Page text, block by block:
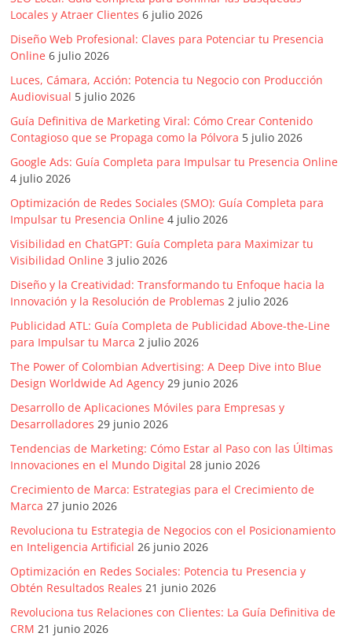
Locales y Atraer Clientes 6 julio 2026
Diseño Web Profesional: Claves para Potenciar tu Presencia
Online 6 julio 2026
Luces, Cámara, Acción: Potencia tu Negocio con Producción
Audiovisual 5 julio 2026
Guía Definitiva de Marketing Viral: Cómo Crear Contenido
Contagioso que se Propaga como la Pólvora 5 julio 2026
Google Ads: Guía Completa para Impulsar tu Presencia Online
4 julio 2026
Optimización de Redes Sociales (SMO): Guía Completa para
Impulsar tu Presencia Online 4 julio 2026
Visibilidad en ChatGPT: Guía Completa para Maximizar tu
Visibilidad Online 3 julio 2026
Diseño y la Creatividad: Transformando tu Enfoque hacia la
Innovación y la Resolución de Problemas 2 julio 2026
Publicidad ATL: Guía Completa de Publicidad Above-the-Line
para Impulsar tu Marca 2 julio 2026
The Power of Colombian Advertising: A Deep Dive into Blue
Design Worldwide Ad Agency 29 junio 2026
Desarrollo de Aplicaciones Móviles para Empresas y
Desarrolladores 29 junio 2026
Tendencias de Marketing: Cómo Estar al Paso con las Últimas
Innovaciones en el Mundo Digital 28 junio 2026
Crecimiento de Marca: Estrategias para el Crecimiento de
Marca 27 junio 2026
Revoluciona tu Estrategia de Negocios con el Posicionamiento
en Inteligencia Artificial 26 junio 2026
Optimización en Redes Sociales: Potencia tu Presencia y
Obtén Resultados Reales 21 junio 2026
Revoluciona tus Relaciones con Clientes: La Guía Definitiva de
CRM 21 junio 2026